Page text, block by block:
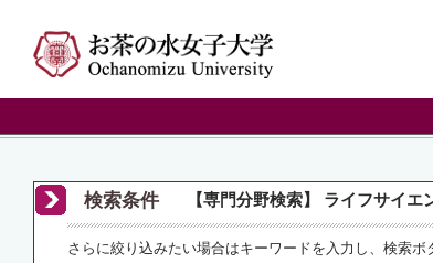
検索条件 【専門分野検索】 ライフサイ
さらに絞り込みたい場合はキーワードを入力し、検索